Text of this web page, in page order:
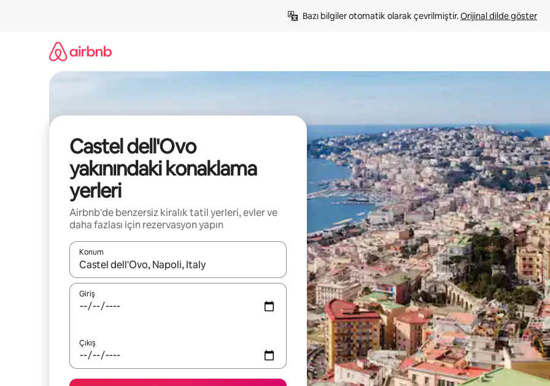
Bazı bilgiler otomatik olarak çevrilmiştir. Orijinal dilde göster
Castel dell'Ovo
yakınındaki konaklama
yerleri
Airbnb'de benzersiz kiralık tatil yerleri, evler ve
daha fazlası için rezervasyon yapın
Konum
Sonuçlar kullanılabilir olduğunda yukarı ve aşağı oklarıyla gezinin veya dokunarak ya da kaydırma hareketleriyle
Giriş
Çıkış